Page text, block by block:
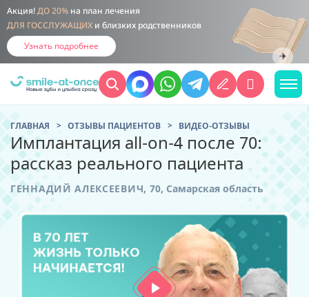
Акция! ДО 20% на план лечения
ДЛЯ ГОССЛУЖАЩИХ и близких родственников
Узнать подробнее
ГЛАВНАЯ ОТЗЫВЫ ПАЦИЕНТОВ ВИДЕО-ОТЗЫВЫ
Имплантация all-on-4 после 70:
рассказ реального пациента
ГЕННАДИЙ АЛЕКСЕЕВИЧ, 70, Самарская область